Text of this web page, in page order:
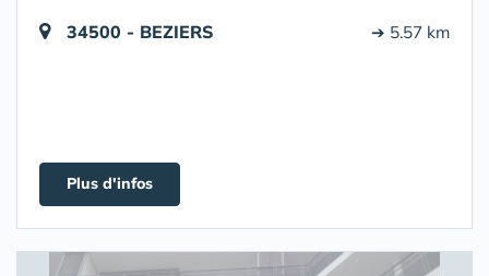
34500 - BEZIERS ➔ 5.57 km
Plus d'infos